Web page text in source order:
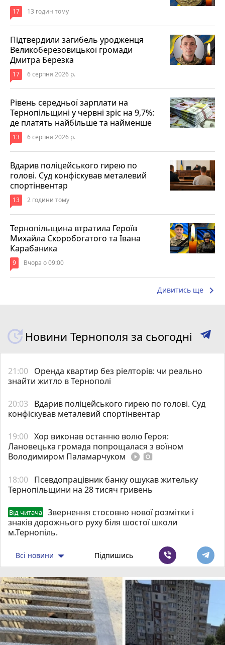
17 13 годин тому
Підтвердили загибель уродженця
Великоберезовицької громади
Дмитра Березка
17 6 серпня 2026 р.
Рівень середньої зарплати на
Тернопільщині у червні зріс на 9,7%:
де платять найбільше та найменше
13 6 серпня 2026 р.
Вдарив поліцейського гирею по
голові. Суд конфіскував металевий
спортінвентар
13 2 години тому
Тернопільщина втратила Героїв
Михайла Скоробогатого та Івана
Карабаника
9 Вчора о 09:00
Дивитись ще keyboard_arrow_right
Новини Тернополя за сьогодні
21:00 Оренда квартир без ріелторів: чи реально
знайти житло в Тернополі
20:03
Вдарив поліцейського гирею по голові. Суд
конфіскував металевий спортінвентар
19:00 Хор виконав останню волю Героя:
Лановецька громада попрощалася з воїном
Володимиром Паламарчуком play_circle_filled photo_camera
18:00 Псевдопрацівник банку ошукав жительку
Тернопільщини на 28 тисяч гривень
Від читача
Звернення стосовно нової розмітки і
знаків дорожнього руху біля шостої школи
м.Тернопіль.
Всі новини Підпишись